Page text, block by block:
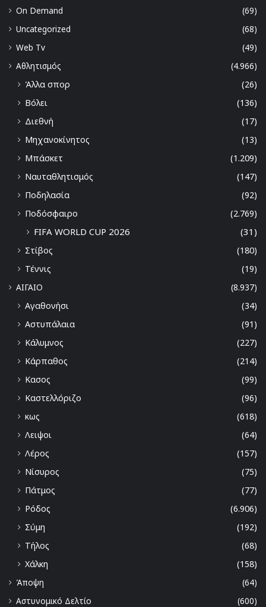
On Demand
(69)
Uncategorized
(68)
Web Tv
(49)
Αθλητισμός
(4.966)
Άλλα σπορ
(26)
Βόλει
(136)
Διεθνή
(17)
Μηχανοκίνητος
(13)
Μπάσκετ
(1.209)
Ναυταθλητισμός
(147)
Ποδηλασία
(92)
Ποδόσφαιρο
(2.769)
FIFA WORLD CUP 2026 (31)
Στίβος
(180)
Τέννις
(19)
ΑΙΓΑΙΟ
(8.937)
Αγαθονήσι
(34)
Αστυπάλαια
(91)
Κάλυμνος
(227)
Κάρπαθος
(214)
Κασος
(99)
Καστελλόριζο
(96)
κως
(618)
Λειψοι
(64)
Λέρος
(157)
Νίσυρος
(75)
Πάτμος
(77)
Ρόδος
(6.906)
Σύμη
(192)
Τήλος
(68)
Χάλκη
(158)
Άποψη
(64)
Αστυνομικό Δελτίο
(600)